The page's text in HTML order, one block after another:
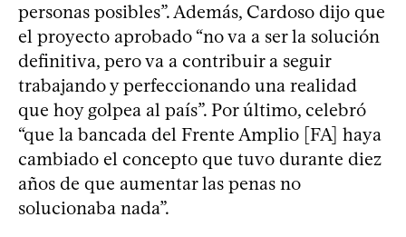
personas posibles”. Además, Cardoso dijo que
el proyecto aprobado “no va a ser la solución
definitiva, pero va a contribuir a seguir
trabajando y perfeccionando una realidad
que hoy golpea al país”. Por último, celebró
“que la bancada del Frente Amplio [FA] haya
cambiado el concepto que tuvo durante diez
años de que aumentar las penas no
solucionaba nada”.